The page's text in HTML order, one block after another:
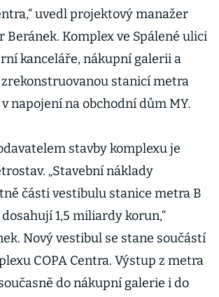
uvedl projektový manažer
Beránek. Komplex ve Spálené ulici
kanceláře, nákupní galerii a
stanicí metra
napojení na obchodní dům MY.
stavby komplexu je
„Stavební náklady
části vestibulu stanice metra B
1,5 miliardy korun,“
Nový vestibul se stane součástí
COPA Centra. Výstup z metra
do nákupní galerie i do